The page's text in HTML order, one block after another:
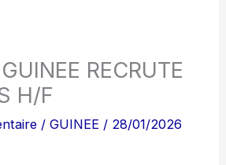
RECRUTE
H/F
/GUINEE / 28/01/2026